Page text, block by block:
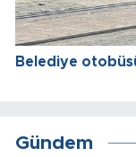
Belediye
Gündem